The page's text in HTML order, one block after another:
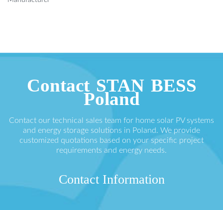
Contact STAN BESS
Poland
Contact our technical sales team for home solar PV systems
and energy storage solutions in Poland. We provide
customized quotations based on your specific project
requirements and energy needs.
Contact Information